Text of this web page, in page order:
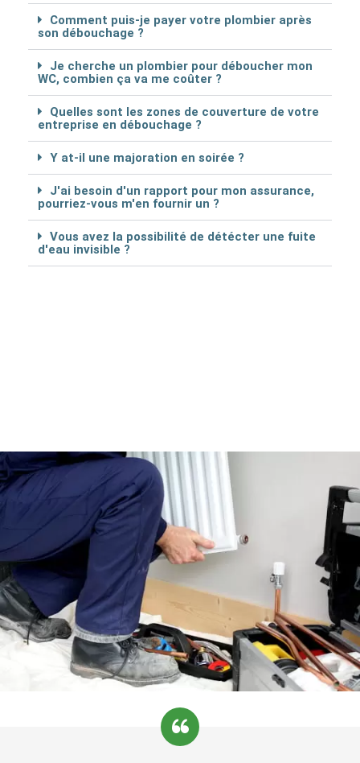
Comment puis-je payer votre plombier après
son débouchage ?
Je cherche un plombier pour déboucher mon
WC, combien ça va me coûter ?
Quelles sont les zones de couverture de votre
entreprise en débouchage ?
Y at-il une majoration en soirée ?
J'ai besoin d'un rapport pour mon assurance,
pourriez-vous m'en fournir un ?
Vous avez la possibilité de détécter une fuite
d'eau invisible ?